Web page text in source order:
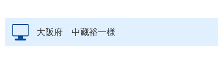
大阪府 中藏裕一様